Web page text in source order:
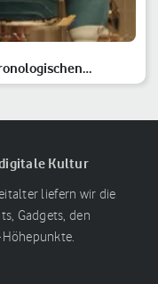
Kultur
liefern wir die
Gadgets, den
Höhepunkte.